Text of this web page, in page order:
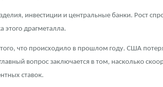
инвестиции и центральные банки. Рост
этого драгметалла.
что происходило в прошлом году. США
вопрос заключается в том, насколько
ставок.